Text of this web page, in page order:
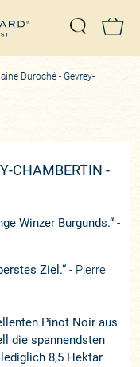
Suche
Duroché - Gevrey-
CHAMBERTIN -
Winzer Burgunds.“ -
Ziel.“ - Pierre
Pinot Noir aus
die spannendsten
8,5 Hektar